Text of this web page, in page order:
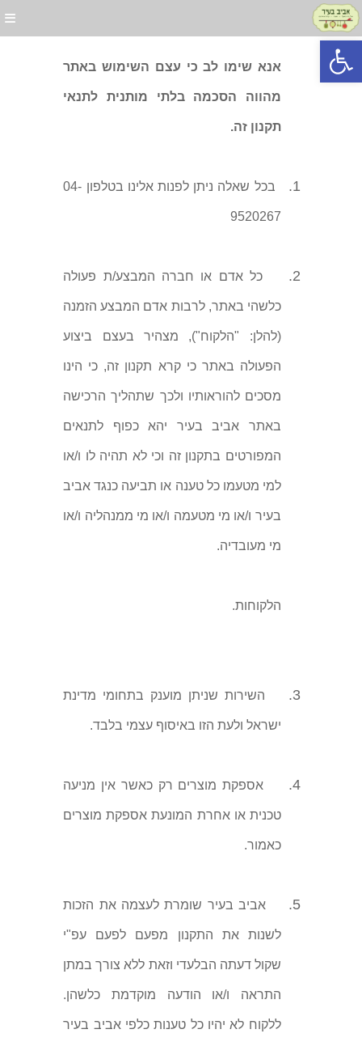
אנא שימו לב כי עצם השימוש באתר
מהווה הסכמה בלתי מותנית לתנאי
תקנון זה.
1. בכל שאלה ניתן לפנות אלינו בטלפון 04-
9520267
2. כל אדם או חברה המבצע/ת פעולה
כלשהי באתר, לרבות אדם המבצע הזמנה
(להלן: "הלקוח"), מצהיר בעצם ביצוע
הפעולה באתר כי קרא תקנון זה, כי הינו
מסכים להוראותיו ולכך שתהליך הרכישה
באתר אביב בעיר יהא כפוף לתנאים
המפורטים בתקנון זה וכי לא תהיה לו ו/או
למי מטעמו כל טענה או תביעה כנגד אביב
בעיר ו/או מי מטעמה ו/או מי ממנהליה ו/או
מי מעובדיה.
הלקוחות.
3. השירות שניתן מוענק בתחומי מדינת
ישראל ולעת הזו באיסוף עצמי בלבד.
4. אספקת מוצרים רק כאשר אין מניעה
טכנית או אחרת המונעת אספקת מוצרים
כאמור.
5. אביב בעיר שומרת לעצמה את הזכות
לשנות את התקנון מפעם לפעם עפ"י
שקול דעתה הבלעדי וזאת ללא צורך במתן
התראה ו/או הודעה מוקדמת כלשהן.
ללקוח לא יהיו כל טענות כלפי אביב בעיר
פתח סרגל נגישות